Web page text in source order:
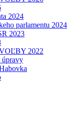
2024
parlamentu 2024
2023
2022
úpravy